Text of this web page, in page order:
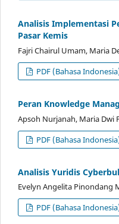
Analisis Implementasi
Pasar Kemis
Fajri Chairul Umam, Maria
PDF (Bahasa
Peran Knowledge
Apsoh Nurjanah, Maria Dwi
PDF (Bahasa
Analisis Yuridis
Evelyn Angelita Pinondang
PDF (Bahasa